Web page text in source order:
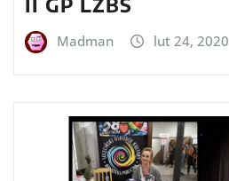
Madman lut 24, 2020